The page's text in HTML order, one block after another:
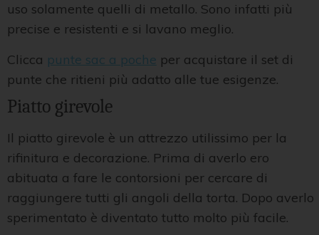
uso solamente quelli di metallo. Sono infatti più
precise e resistenti e si lavano meglio.
Clicca punte sac a poche per acquistare il set di
punte che ritieni più adatto alle tue esigenze.
Piatto girevole
Il piatto girevole è un attrezzo utilissimo per la
rifinitura e decorazione. Prima di averlo ero
abituata a fare le contorsioni per cercare di
raggiungere tutti gli angoli della torta. Dopo averlo
sperimentato è diventato tutto molto più facile.